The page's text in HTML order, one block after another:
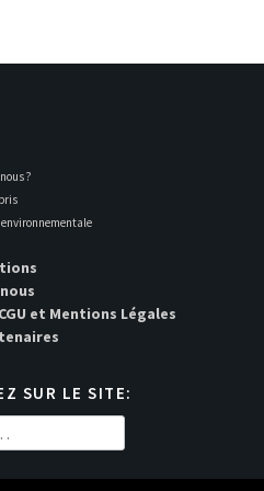
?
et Mentions Légales
SUR LE SITE: